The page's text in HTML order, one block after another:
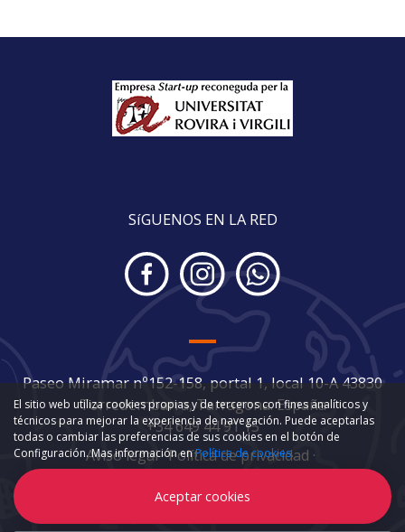
SíGUENOS EN LA RED
Paseo Miramar nº152-158, portal 1, local 10-A 43830
Torredembarra, Tarragona. España
+34 649 44 91 15
Aviso legal· Política de privacidad ·
El sitio web utiliza cookies propias y de terceros con fines analíticos y
técnicos para mejorar la experiencia de navegación. Puede aceptarlas
todas o cambiar las preferencias de sus cookies en el botón de
Configuración. Mas información enPolítica de cookies.
Aceptar cookies